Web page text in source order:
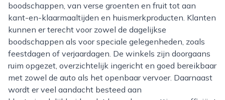
boodschappen, van verse groenten en fruit tot aan
kant-en-klaarmaaltijden en huismerkproducten. Klanten
kunnen er terecht voor zowel de dagelijkse
boodschappen als voor speciale gelegenheden, zoals
feestdagen of verjaardagen. De winkels zijn doorgaans
ruim opgezet, overzichtelijk ingericht en goed bereikbaar
met zowel de auto als het openbaar vervoer. Daarnaast
wordt er veel aandacht besteed aan